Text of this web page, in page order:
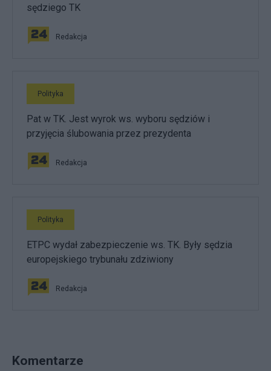
sędziego TK
Redakcja
Polityka
Pat w TK. Jest wyrok ws. wyboru sędziów i
przyjęcia ślubowania przez prezydenta
Redakcja
Polityka
ETPC wydał zabezpieczenie ws. TK. Były sędzia
europejskiego trybunału zdziwiony
Redakcja
Komentarze